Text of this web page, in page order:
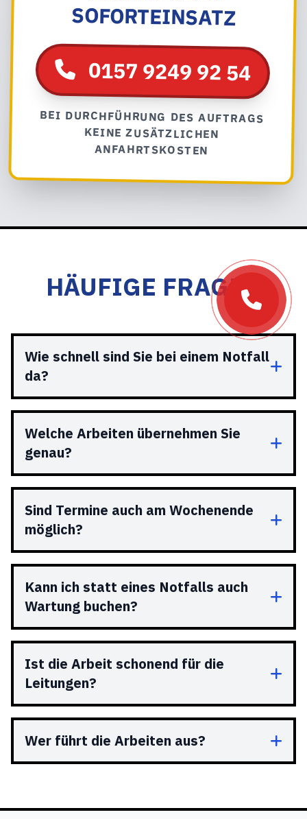
SOFORTEINSATZ
0157 9249 92 54
BEI DURCHFÜHRUNG DES AUFTRAGS
KEINE ZUSÄTZLICHEN
ANFAHRTSKOSTEN
HÄUFIGE FRAGEN
Wie schnell sind Sie bei einem Notfall
da?
Welche Arbeiten übernehmen Sie
genau?
Sind Termine auch am Wochenende
möglich?
Kann ich statt eines Notfalls auch
Wartung buchen?
Ist die Arbeit schonend für die
Leitungen?
Wer führt die Arbeiten aus?